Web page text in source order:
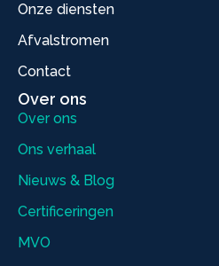
Onze diensten
Afvalstromen
Contact
Over ons
Over ons
Ons verhaal
Nieuws & Blog
Certificeringen
MVO